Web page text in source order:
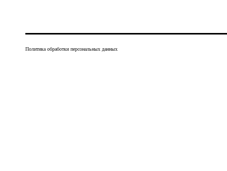
Политика обработки персональных данных